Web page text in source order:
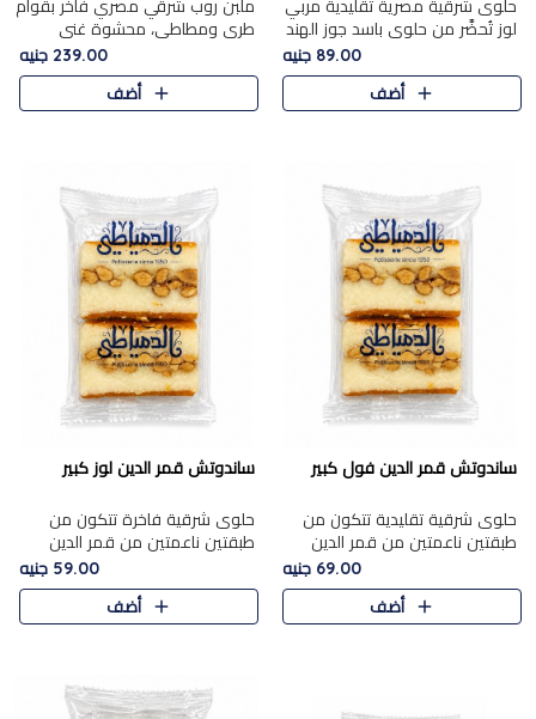
حلوى شرقية مصرية تقليدية مربي
لوز تُحضَّر من حلوى باسد جوز الهند
بقوام طري ومذاق غني، وتُزين
وتغطاه بقطع اللوز الفاخر التي
تضيف لمسة مميزة م..
89.00 جنيه
أضف
ملبن روب شرقي مصري فاخر بقوام
طري ومطاطي، محشوة غني
بسخاء بقطع عين الجمل واللوز
الفاخر التي تضيف قرمشة مميزة
ومرضية ونكهة ناتي غنية في كل
239.00 جنيه
أضف
ساندوتش قمر الدين فول كبير
حلوى شرقية تقليدية تتكون من
طبقتين ناعمتين من قمر الدين
الفاخر، تتوسطهما حشوة غنية من
الفول السوداني المحمص، لتجمع
بين حلاوة المشمش الطبيعية..
69.00 جنيه
أضف
ساندوتش قمر الدين لوز كبير
حلوى شرقية فاخرة تتكون من
طبقتين ناعمتين من قمر الدين
الفاخر، تتوسطهما حشوة غنية من
اللوز المحمص لتمنح مزيجًا متوازنًا
من النعومة والقرمشة. ..
59.00 جنيه
أضف